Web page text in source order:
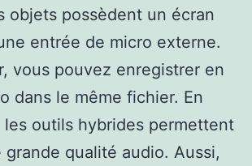
objets possèdent un écran
entrée de micro externe.
vous pouvez enregistrer en
dans le même fichier. En
les outils hybrides permettent
qualité audio. Aussi,